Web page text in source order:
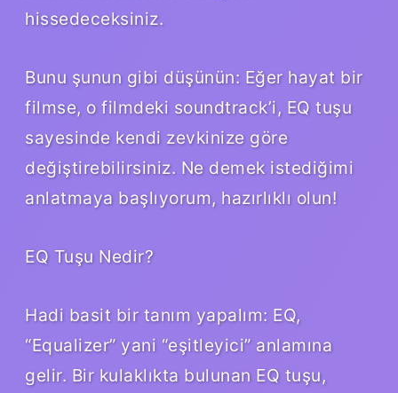
hissedeceksiniz.
Bunu şunun gibi düşünün: Eğer hayat bir
filmse, o filmdeki soundtrack’i, EQ tuşu
sayesinde kendi zevkinize göre
değiştirebilirsiniz. Ne demek istediğimi
anlatmaya başlıyorum, hazırlıklı olun!
EQ Tuşu Nedir?
Hadi basit bir tanım yapalım: EQ,
“Equalizer” yani “eşitleyici” anlamına
gelir. Bir kulaklıkta bulunan EQ tuşu,